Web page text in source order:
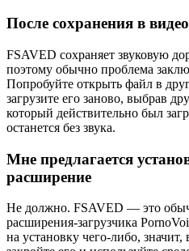
После сохранения в видео
FSAVED сохраняет звуковую
поэтому обычно проблема
Попробуйте открыть файл в
загрузите его заново, выбрав
который действительно был
останется без звука.
Мне предлагается
расширение
Не должно. FSAVED — это
расширения-загрузчика
на установку чего-либо,